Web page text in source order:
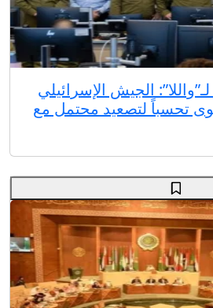
الجيش الإسرائيلي
تحسباً لتصعيد محتمل مع